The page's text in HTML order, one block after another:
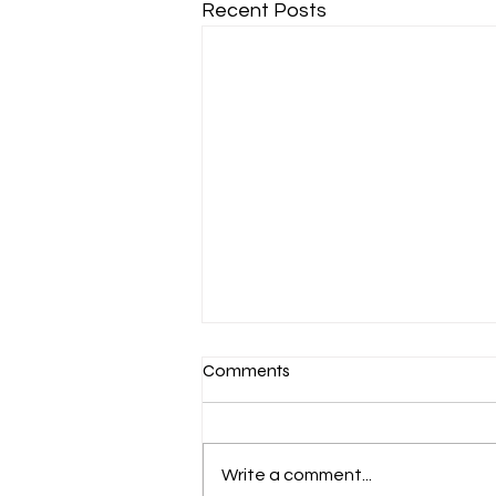
Recent Posts
የምግብ የሥርዓተ ምግብ ጉዳይ
ዛሬም ኢትዮጵያ መሻገር
ያልቻለችው አንገብጋቢ ችግሯ ነው፡፡
ያልቻለችው አንገብጋቢ ችግሯ ነው፡፡
Comments
Write a comment...